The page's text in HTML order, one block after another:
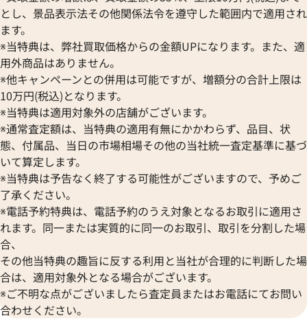
とし、景品表示法その他関係法令を遵守した範囲内で適用され
ます。
※当特典は、弊社買取価格からの金額UPになります。また、適
用外商品はありません。
※他キャンペーンとの併用は可能ですが、増額分の合計上限は
10万円(税込)となります。
※当特典は適用対象外の店舗がございます。
※通常査定額は、当特典の適用有無にかかわらず、品目、状
態、付属品、当日の市場相場その他の当社統一査定基準に基づ
いて算定します。
※当特典は予告なく終了する可能性がございますので、予めご
了承ください。
※電話予約特典は、電話予約のうえ対象となるお取引に適用さ
れます。同一または実質的に同一のお取引、取引を分割した場
合、
その他当特典の趣旨に反する利用と当社が合理的に判断した場
合は、適用対象外となる場合がございます。
※ご不明な点がございましたら査定員またはお電話にてお問い
合わせください。